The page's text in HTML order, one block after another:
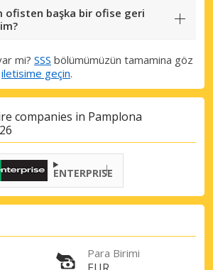
ofisten başka bir ofise geri
mi? SSS bölümümüzün tamamina göz
iletisime geçin.
companies in Pamplona
ENTERPRISE
Para Birimi